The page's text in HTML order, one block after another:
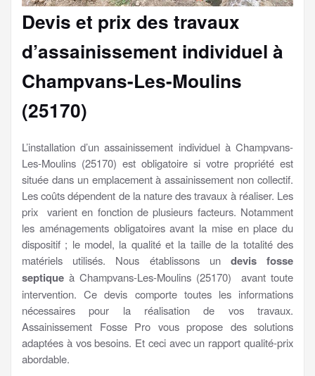
Devis et prix des travaux
d’assainissement individuel à
Champvans-Les-Moulins
(25170)
L’installation d’un assainissement individuel à Champvans-
Les-Moulins (25170) est obligatoire si votre propriété est
située dans un emplacement à assainissement non collectif.
Les coûts dépendent de la nature des travaux à réaliser. Les
prix varient en fonction de plusieurs facteurs. Notamment
les aménagements obligatoires avant la mise en place du
dispositif ; le model, la qualité et la taille de la totalité des
matériels utilisés. Nous établissons un devis fosse
septique à Champvans-Les-Moulins (25170) avant toute
intervention. Ce devis comporte toutes les informations
nécessaires pour la réalisation de vos travaux.
Assainissement Fosse Pro vous propose des solutions
adaptées à vos besoins. Et ceci avec un rapport qualité-prix
abordable.